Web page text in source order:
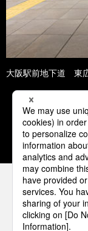
大阪駅前地下道 東
1
パナソニ